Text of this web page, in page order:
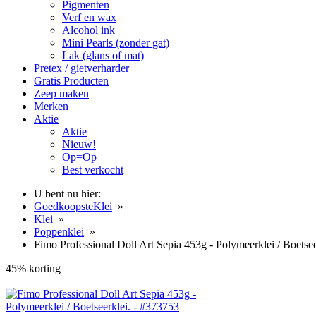
Pigmenten
Verf en wax
Alcohol ink
Mini Pearls (zonder gat)
Lak (glans of mat)
Pretex / gietverharder
Gratis Producten
Zeep maken
Merken
Aktie
Aktie
Nieuw!
Op=Op
Best verkocht
U bent nu hier:
GoedkoopsteKlei »
Klei »
Poppenklei »
Fimo Professional Doll Art Sepia 453g - Polymeerklei /
45% korting